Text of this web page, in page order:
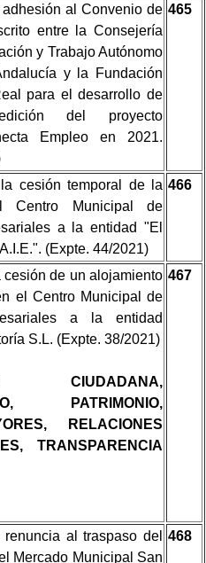
al Convenio de
entre la Consejería
y Trabajo Autónomo
y la Fundación
para el desarrollo de
del proyecto
Empleo en 2021.
465
cesión temporal de la
Municipal de
a la entidad "El
(Expte. 44/2021)
466
cesión de un alojamiento
el Centro Municipal de
a la entidad
S.L. (Expte. 38/2021)
CIUDADANA,
PATRIMONIO,
RELACIONES
TRANSPARENCIA
467
al traspaso del
Mercado Municipal San
468